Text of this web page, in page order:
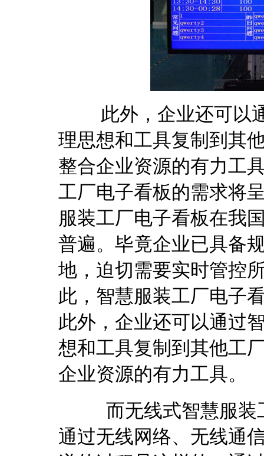
此外，企业还可以通
理思想和工具复制到其
整合企业资源的有力工
工厂电子看板的需求将
服装工厂电子看板在我
普遍。毕竟企业已具备
地，迫切需要实时管控
此，智慧服装工厂电子
此外，企业还可以通过
想和工具复制到其他工
企业资源的有力工具。
而无线式智慧服装工
通过无线网络、无线通